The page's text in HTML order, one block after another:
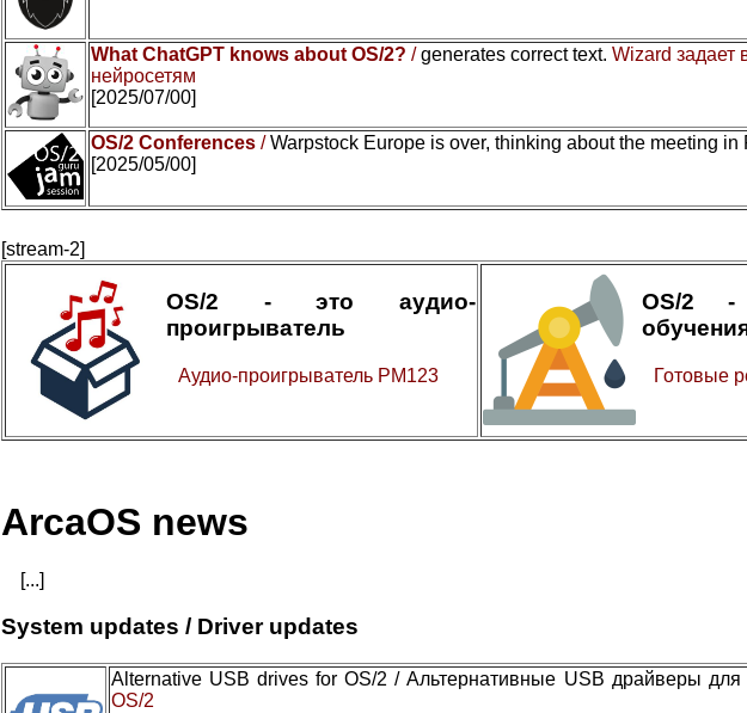
What ChatGPT knows about OS/2? /generates correct text. Wizard задает
нейросетям
[2025/07/00]
OS/2 Conferences /Warpstock Europe is over, thinking about the meeting in
[2025/05/00]
[stream-2]
OS/2 - это аудио-
проигрыватель
Аудио-проигрыватель PM123
OS/2 -
Готовые
ArcaOS news
[...]
System updates / Driver updates
Alternative USB drives for OS/2 / Альтернативные USB драйверы для
OS/2